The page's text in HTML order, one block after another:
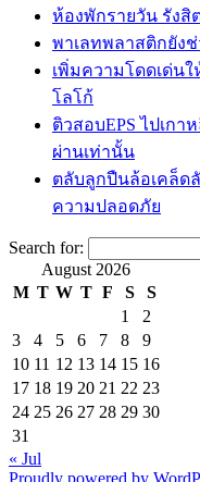
ห้องพักรายวัน รัง
พาเลทพลาสติกยัง
เพิ่มความโดดเด่น
โลโก้
ติวสอบEPS ไปเกา
ผ่านเท่านั้น
ตลับลูกปืนล้อเคล็ด
ความปลอดภัย
Search for:
August 2026
M T W T F S
S
1
2
3
4 5 6 7 8
9
10 11 12 13 14 15 16
17 18 19 20 21 22 23
24 25 26 27 28 29 30
31
« Jul